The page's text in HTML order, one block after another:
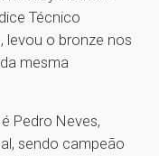
Técnico
levou o bronze nos
mesma
Pedro Neves,
sendo campeão